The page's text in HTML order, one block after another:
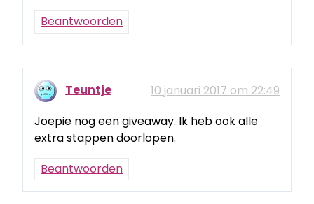
Beantwoorden
Teuntje
10 januari 2017 om 22:49
Joepie nog een giveaway. Ik heb ook alle
extra stappen doorlopen.
Beantwoorden